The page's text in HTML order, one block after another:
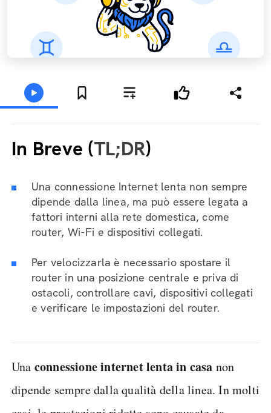
In Breve (TL;DR)
Una connessione Internet lenta non sempre
dipende dalla linea, ma può essere legata a
fattori interni alla rete domestica, come
router, Wi-Fi e dispositivi collegati.
Per velocizzarla è necessario spostare il
router in una posizione centrale e priva di
ostacoli, controllare cavi, dispositivi collegati
e verificare le impostazioni del router.
Una connessione internet lenta in casa non
dipende sempre dalla qualità della linea. In molti